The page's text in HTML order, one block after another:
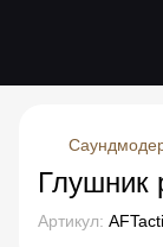
Глушник
Артикул: